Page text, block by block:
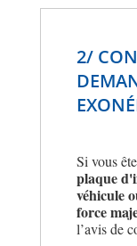
2/
Si vous
plaque
véhicule
force
l’avis de